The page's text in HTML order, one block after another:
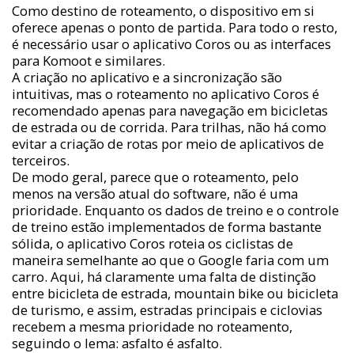
Como destino de roteamento, o dispositivo em si
oferece apenas o ponto de partida. Para todo o resto,
é necessário usar o aplicativo Coros ou as interfaces
para Komoot e similares.
A criação no aplicativo e a sincronização são
intuitivas, mas o roteamento no aplicativo Coros é
recomendado apenas para navegação em bicicletas
de estrada ou de corrida. Para trilhas, não há como
evitar a criação de rotas por meio de aplicativos de
terceiros.
De modo geral, parece que o roteamento, pelo
menos na versão atual do software, não é uma
prioridade. Enquanto os dados de treino e o controle
de treino estão implementados de forma bastante
sólida, o aplicativo Coros roteia os ciclistas de
maneira semelhante ao que o Google faria com um
carro. Aqui, há claramente uma falta de distinção
entre bicicleta de estrada, mountain bike ou bicicleta
de turismo, e assim, estradas principais e ciclovias
recebem a mesma prioridade no roteamento,
seguindo o lema: asfalto é asfalto.